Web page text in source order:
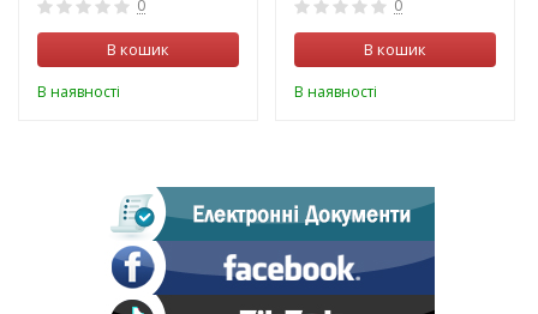
0
В кошик
В наявності
0
В кошик
В наявності